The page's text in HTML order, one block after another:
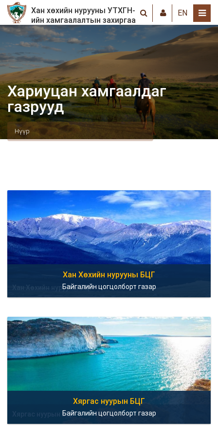
Хан хөхийн нурууны УТХГН-
ийн хамгаалалтын захиргаа
EN
Хариуцан хамгаалдаг
газрууд
Нүүр
Хан Хөхийн нурууны БЦГ
Хан Хөхийн нурууны БЦГ
Байгалийн цогцолборт газар
Хяргас нуурын БЦГ
Хяргас нуурын БЦГ
Байгалийн цогцолборт газар